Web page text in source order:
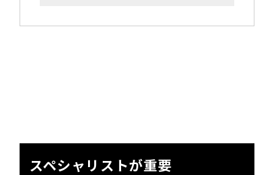
スペシャリストが重要